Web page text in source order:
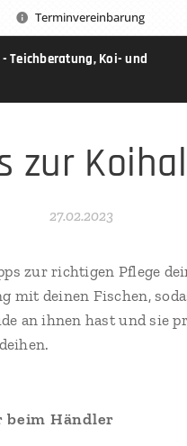
Terminvereinbarung
Teichberatung, Koi- und
zur
27.02.2023
zur richtigen Pflege
mit deinen Fischen,
an ihnen hast und sie
beim Händler